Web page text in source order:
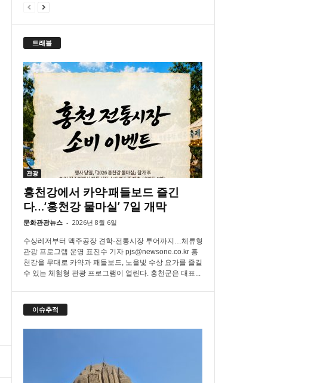
트래블
관광
홍천강에서 카약·패들보드 즐긴
다…‘홍천강 물마실’ 7일 개막
문화관광뉴스 - 2026년 8월 6일
수상레저부터 맥주공장 견학·전통시장 투어까지…체류형
관광 프로그램 운영 표진수 기자 pjs@newsone.co.kr 홍
천강을 무대로 카약과 패들보드, 노을빛 수상 요가를 즐길
수 있는 체험형 관광 프로그램이 열린다. 홍천군은 대표...
이슈추적